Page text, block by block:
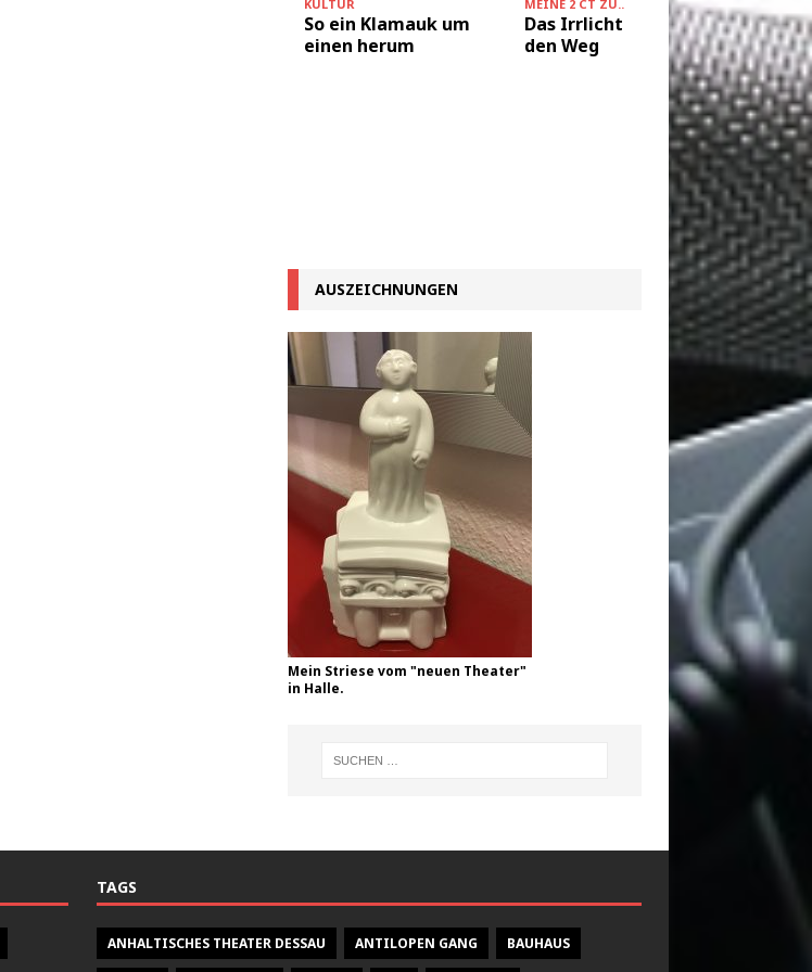
KULTUR
So ein Klamauk um
einen herum
MEINE 2 CT ZU....
Das Irrlicht weist uns
den Weg
AUSZEICHNUNGEN
Mein Striese vom "neuen Theater"
in Halle.
TAGS
ANHALTISCHES THEATER DESSAU ANTILOPEN GANG BAUHAUS